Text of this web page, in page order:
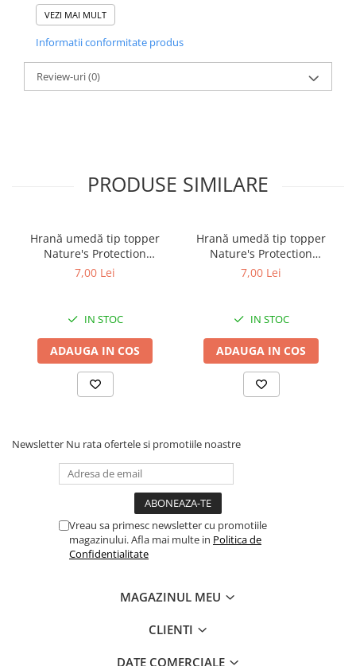
• Ideală pentru sărbători și fotografii
Transformă fiecare moment într-unul
memorabil cu acest accesoriu simpatic!
VEZI MAI MULT
Informatii conformitate produs
Review-uri(0)
PRODUSE SIMILARE
Hrană umedă tip topper
Nature's Protection
Superior Care cu Ton și
eliminarea petelor din jurul
7,00 Lei
IN STOC
ADAUGA IN COS
Hrană umedă tip topper
Nature's Protection
Superior Care cu Ton și
eliminarea petelor din jurul
7,00 Lei
IN STOC
ADAUGA IN COS
Newsletter Nu rata ofertele si promotiile noastre
Vreau sa primesc newsletter cu promotiile
magazinului. Afla mai multe in Politica de
Confidentialitate
MAGAZINUL MEU
CLIENTI
DATE COMERCIALE